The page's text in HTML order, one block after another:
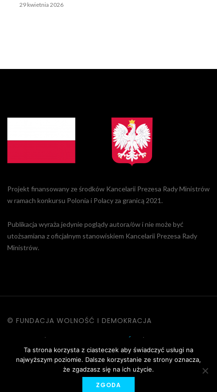
29 kwietnia 2026
Projekt finansowany ze środków Kancelarii Prezesa Rady Ministrów
w ramach konkursu Polonia i Polacy za granicą 2021.
Publikacja wyraża jedynie poglądy autora/ów i nie może być
utożsamiana z oficjalnym stanowiskiem Kancelarii Prezesa Rady
Ministrów.
© FUNDACJA WOLNOŚĆ I DEMOKRACJA
| POLITYKA PRYWATNOŚCI |
REGULAMIN STRONY
Ta strona korzysta z ciasteczek aby świadczyć usługi na
najwyższym poziomie. Dalsze korzystanie ze strony oznacza,
że zgadzasz się na ich użycie.
ZGODA